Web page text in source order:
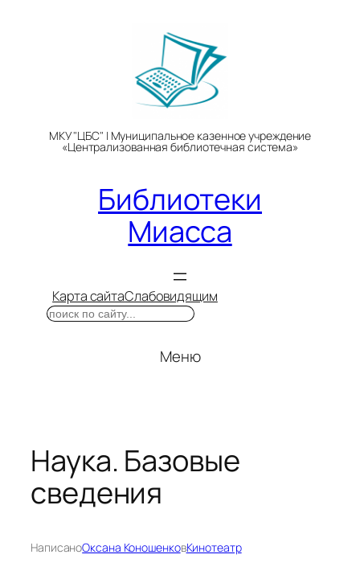
МКУ "ЦБС" | Муниципальное казенное учреждение
«Централизованная библиотечная система»
Библиотеки
Миасса
Карта сайтаСлабовидящим
Поиск
Меню
Наука. Базовые
сведения
НаписаноОксана КоношенковКинотеатр